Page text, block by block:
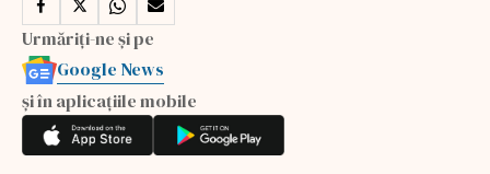
Urmăriți-ne și pe
Google News
și în aplicațiile mobile